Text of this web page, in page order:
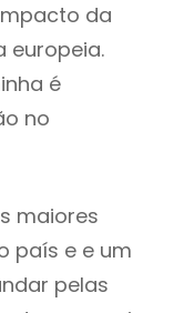
da
europeia.
é
no
maiores
país e e um
pelas